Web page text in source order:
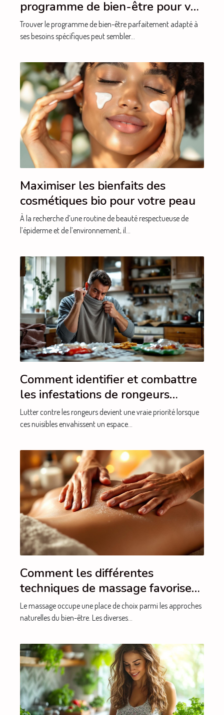
programme de bien-être pour vos
besoins spécifiques ?
Trouver le programme de bien-être parfaitement adapté à
ses besoins spécifiques peut sembler...
Maximiser les bienfaits des
cosmétiques bio pour votre peau
À la recherche d’une routine de beauté respectueuse de
l’épiderme et de l’environnement, il...
Comment identifier et combattre
les infestations de rongeurs
efficacement ?
Lutter contre les rongeurs devient une vraie priorité lorsque
ces nuisibles envahissent un espace...
Comment les différentes
techniques de massage favorisent
le bien-être ?
Le massage occupe une place de choix parmi les approches
naturelles du bien-être. Les diverses...